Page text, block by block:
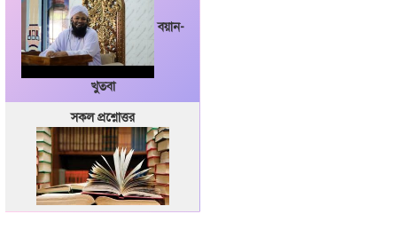
বয়ান-
খুতবা
সকল প্রশ্নোত্তর